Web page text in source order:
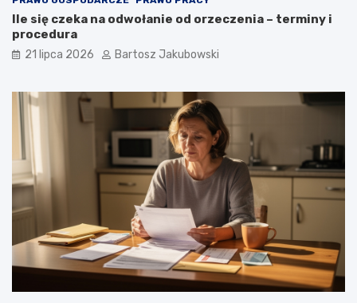
Ile się czeka na odwołanie od orzeczenia – terminy i
procedura
21 lipca 2026 Bartosz Jakubowski